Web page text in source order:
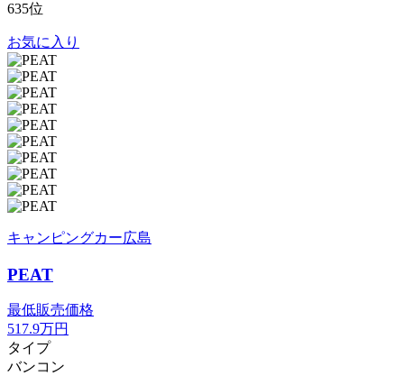
635位
お気に入り
キャンピングカー広島
PEAT
最低販売価格
517.9万円
タイプ
バンコン